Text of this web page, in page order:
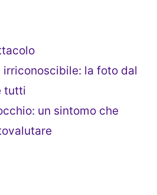
irriconoscibile: la foto dal
tutti
un sintomo che